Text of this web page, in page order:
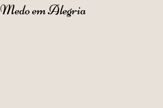
Medo em Alegria